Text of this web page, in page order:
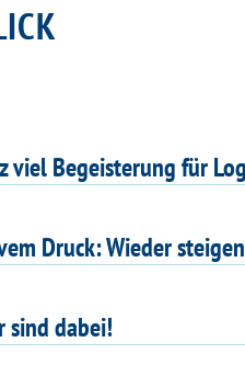
viel Begeisterung für
Druck: Wieder
sind dabei!